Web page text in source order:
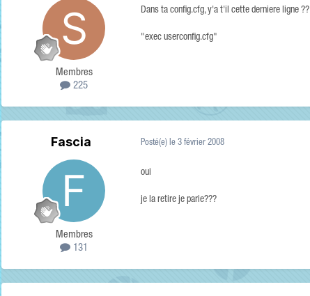
Membres
225
Dans ta config.cfg, y'a t'il cette derniere ligne ??
"exec userconfig.cfg"
Fascia
Membres
131
Posté(e) le 3 février 2008
oui
je la retire je parie???